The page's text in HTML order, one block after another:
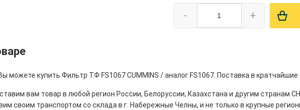
- +
можете купить Фильтр ТФ FS1067 CUMMINS / аналог FS1067. Поставка в кратчайшие
вам товар в любой регион России, Белоруссии, Казахстана и другим странам
своим транспортом со склада в г. Набережные Челны, и не только в крупные